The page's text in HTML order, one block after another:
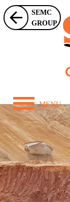
SEMC
GROUP
MENU
Home
Over ons
Zwaar
Projecten